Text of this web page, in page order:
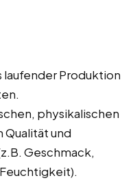
laufender Produktion
physikalischen
Qualität und
Geschmack,